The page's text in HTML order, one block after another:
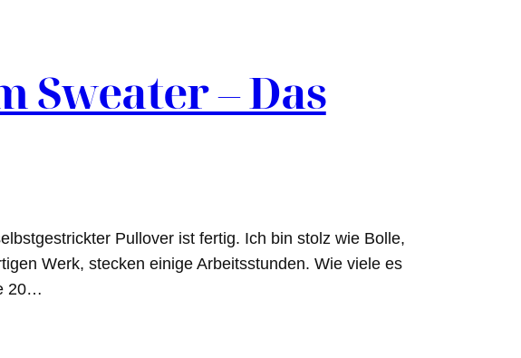
Sweater – Das
Pullover ist fertig. Ich bin stolz wie Bolle,
Werk, stecken einige Arbeitsstunden. Wie viele es
20…